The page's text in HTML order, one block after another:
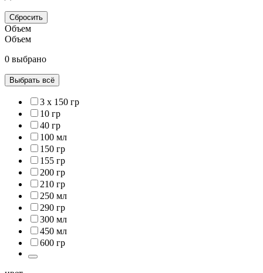
Сбросить
Объем
Объем
0 выбрано
Выбрать всё
3 x 150 гр
10 гр
40 гр
100 мл
150 гр
155 гр
200 гр
210 гр
250 мл
290 гр
300 мл
450 мл
600 гр